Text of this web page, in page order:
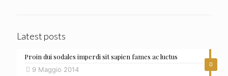
Latest posts
0
Proin dui sodales imperdi sit sapien fames ac luctus
9 Maggio 2014